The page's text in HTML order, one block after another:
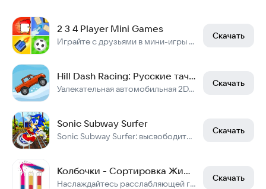
2 3 4 Player Mini Games
Играйте с друзьями в мини-игры на 4 человек
Скачать
Увлекательная автомобильная 2D-игра, основанная на физике
Скачать
Sonic Subway Surfer
Sonic Subway Surfer: высвободите скорость звука на рельсах метро!
Скачать
Наслаждайтесь расслабляющей головоломкой, сортируя жидкости в колбочках
Скачать